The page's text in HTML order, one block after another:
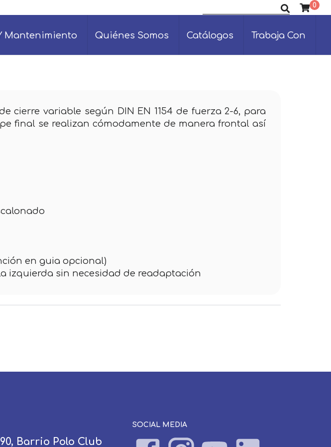
0
Mantenimiento Quiénes Somos Catálogos Trabaja Con
cierre variable según DIN EN 1154 de fuerza 2-6, para
final se realizan cómodamente de manera frontal así
en guia opcional)
izquierda sin necesidad de readaptación
Barrio Polo Club
SOCIAL MEDIA
Olvidé mi contraseña